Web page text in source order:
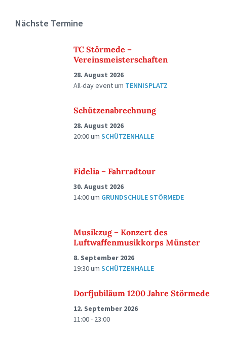
Nächste Termine
TC Störmede –
Vereinsmeisterschaften
28. August 2026
All-day eventum TENNISPLATZ
Schützenabrechnung
28. August 2026
20:00um SCHÜTZENHALLE
Fidelia – Fahrradtour
30. August 2026
14:00um GRUNDSCHULE STÖRMEDE
Musikzug – Konzert des
Luftwaffenmusikkorps Münster
8. September 2026
19:30um SCHÜTZENHALLE
Dorfjubiläum 1200 Jahre Störmede
12. September 2026
11:00 - 23:00